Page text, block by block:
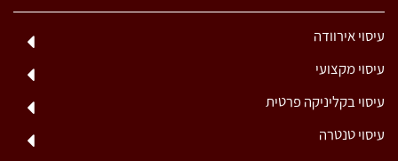
עיסוי אירוודה
עיסוי מקצועי
עיסוי בקליניקה פרטית
עיסוי טנטרה